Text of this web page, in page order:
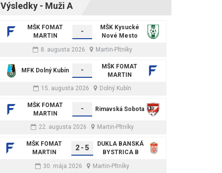
Výsledky - Muži A
MŠK FOMAT
MARTIN
-
MŠK Kysucké
Nové Mesto
8. augusta 2026
Martin-Pltníky
MFK Dolný Kubín -
MŠK FOMAT
MARTIN
15. augusta 2026
Dolný Kubín
MŠK FOMAT
MARTIN
- Rimavská Sobota
22. augusta 2026 Martin-Pltníky
MŠK FOMAT
MARTIN
2 - 5
DUKLA BANSKÁ
BYSTRICA B
30. mája 2026
Martin-Pltníky